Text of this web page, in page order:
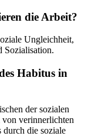
die Arbeit?
Ungleichheit,
Sozialisation.
Habitus in
der sozialen
von verinnerlichten
durch die soziale